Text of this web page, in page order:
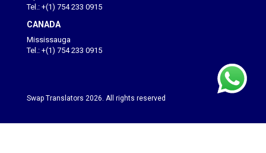
Tel.: +(1) 754 233 0915
CANADA
Mississauga
Tel.: +(1) 754 233 0915
Swap Translators 2026. All rights reserved